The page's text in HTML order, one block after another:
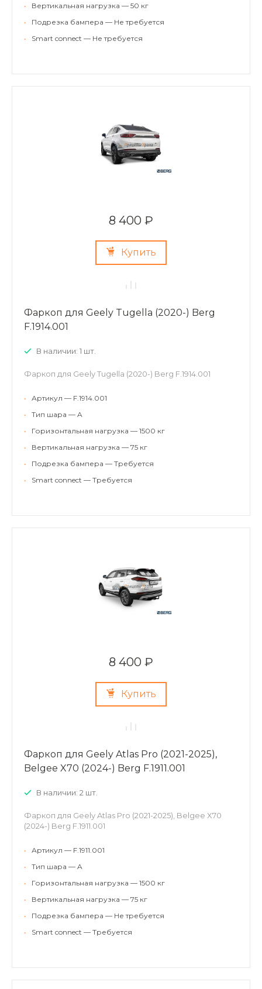
•
Вертикальная нагрузка — 50 кг
•
Подрезка бампера — Не требуется
•
Smart connect — Не требуется
8 400 ₽
Купить
Фаркоп для Geely Tugella (2020-) Berg
F.1914.001
В наличии: 1 шт.
Фаркоп для Geely Tugella (2020-) Berg F.1914.001
•
Артикул — F.1914.001
•
Тип шара — A
•
Горизонтальная нагрузка — 1500 кг
•
Вертикальная нагрузка — 75 кг
•
Подрезка бампера — Требуется
•
Smart connect — Требуется
8 400 ₽
Купить
Фаркоп для Geely Atlas Pro (2021-2025),
Belgee X70 (2024-) Berg F.1911.001
В наличии: 2 шт.
Фаркоп для Geely Atlas Pro (2021-2025), Belgee X70
(2024-) Berg F.1911.001
•
Артикул — F.1911.001
•
Тип шара — A
•
Горизонтальная нагрузка — 1500 кг
•
Вертикальная нагрузка — 75 кг
•
Подрезка бампера — Не требуется
•
Smart connect — Требуется